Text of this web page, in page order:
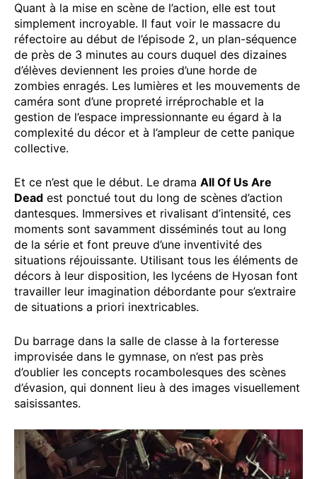
Quant à la mise en scène de l’action, elle est tout
simplement incroyable. Il faut voir le massacre du
réfectoire au début de l’épisode 2, un plan-séquence
de près de 3 minutes au cours duquel des dizaines
d’élèves deviennent les proies d’une horde de
zombies enragés. Les lumières et les mouvements de
caméra sont d’une propreté irréprochable et la
gestion de l’espace impressionnante eu égard à la
complexité du décor et à l’ampleur de cette panique
collective.
Et ce n’est que le début. Le drama All Of Us Are
Dead est ponctué tout du long de scènes d’action
dantesques. Immersives et rivalisant d’intensité, ces
moments sont savamment disséminés tout au long
de la série et font preuve d’une inventivité des
situations réjouissante. Utilisant tous les éléments de
décors à leur disposition, les lycéens de Hyosan font
travailler leur imagination débordante pour s’extraire
de situations a priori inextricables.
Du barrage dans la salle de classe à la forteresse
improvisée dans le gymnase, on n’est pas près
d’oublier les concepts rocambolesques des scènes
d’évasion, qui donnent lieu à des images visuellement
saisissantes.